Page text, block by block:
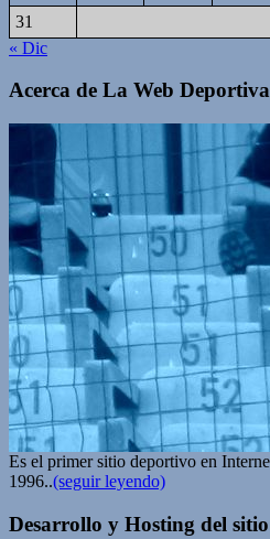
31
« Dic
Acerca de La Web
Es el primer sitio deportivo en
1996..(seguir leyendo)
Desarrollo y Hosting del